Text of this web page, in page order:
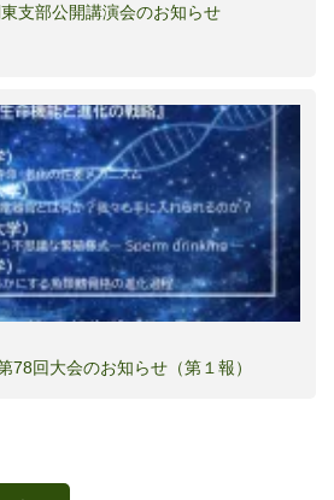
支部公開講演会のお知らせ
78回大会のお知らせ（第１報）